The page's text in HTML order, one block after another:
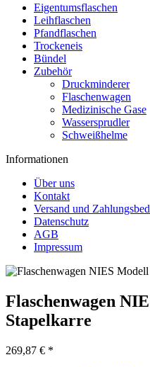
Eigentumsflaschen
Leihflaschen
Pfandflaschen
Trockeneis
Bündel
Zubehör
Druckminderer
Flaschenwagen
Medizinische Gase
Wassersprudler
Schweißhelme
Informationen
Über uns
Kontakt
Versand und
Datenschutz
AGB
Impressum
Flaschenwagen
Stapelkarre
269,87 € *